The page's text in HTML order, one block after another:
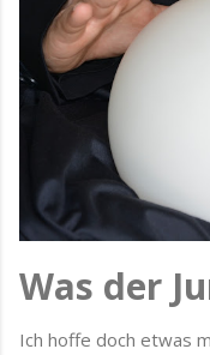
Was der
Ich hoffe doch etwas